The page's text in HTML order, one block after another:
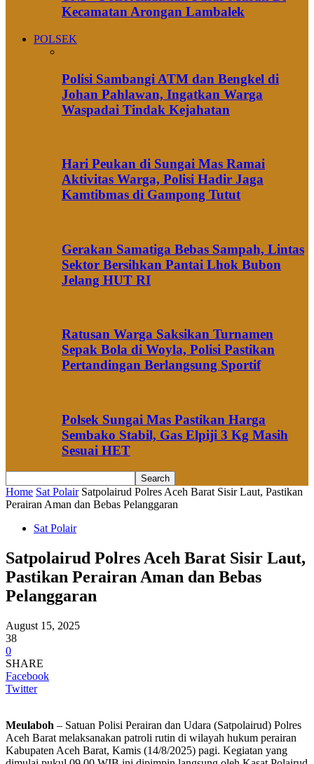
Kecamatan Arongan Lambalek
POLSEK
Polisi Sambangi ATM dan Bengkel di
Johan Pahlawan, Ingatkan Warga
Waspadai Tindak Kejahatan
Hari Peukan di Sungai Mas Ramai
Aktivitas Warga, Polisi Hadir Jaga
Kamtibmas di Gampong Tutut
Gerakan Samatiga Bebas Sampah, Lintas
Sektor Bersihkan Pantai Lhok Bubon
Jelang HUT RI
Ratusan Warga Saksikan Turnamen
Sepak Bola di Woyla, Polisi Pastikan
Pertandingan Berlangsung Sportif
Polsek Sungai Mas Pastikan Harga
Sembako Stabil, Gas Elpiji 3 Kg Masih
Sesuai HET
Home Sat Polair Satpolairud Polres Aceh Barat Sisir Laut, Pastikan
Perairan Aman dan Bebas Pelanggaran
Sat Polair
Satpolairud Polres Aceh Barat Sisir Laut,
Pastikan Perairan Aman dan Bebas
Pelanggaran
August 15, 2025
38
0
SHARE
Facebook
Twitter
Meulaboh – Satuan Polisi Perairan dan Udara (Satpolairud) Polres
Aceh Barat melaksanakan patroli rutin di wilayah hukum perairan
Kabupaten Aceh Barat, Kamis (14/8/2025) pagi. Kegiatan yang